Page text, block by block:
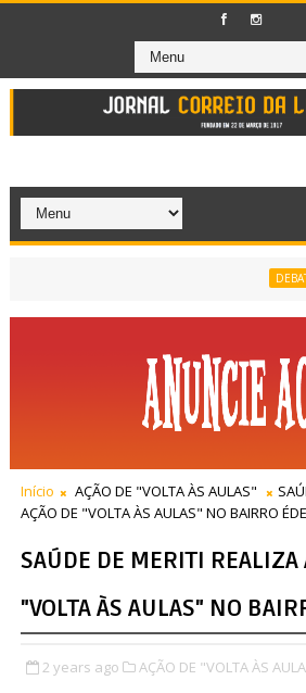
DEBATE
Início AÇÃO DE "VOLTA ÀS AULAS"
AÇÃO DE "VOLTA ÀS AULAS" NO BAIRRO
SAÚDE DE MERITI REALIZA
"VOLTA ÀS AULAS" NO
2 years ago AÇÃO DE "VOLTA ÀS